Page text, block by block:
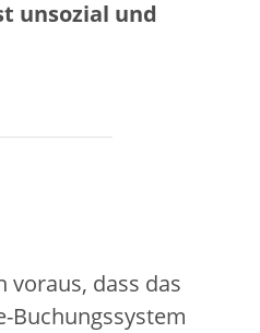
unsozial und
voraus, dass das
Buchungssystem